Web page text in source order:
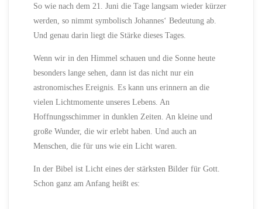
So wie nach dem 21. Juni die Tage langsam wieder kürzer
werden, so nimmt symbolisch Johannes‘ Bedeutung ab.
Und genau darin liegt die Stärke dieses Tages.
Wenn wir in den Himmel schauen und die Sonne heute
besonders lange sehen, dann ist das nicht nur ein
astronomisches Ereignis. Es kann uns erinnern an die
vielen Lichtmomente unseres Lebens. An
Hoffnungsschimmer in dunklen Zeiten. An kleine und
große Wunder, die wir erlebt haben. Und auch an
Menschen, die für uns wie ein Licht waren.
In der Bibel ist Licht eines der stärksten Bilder für Gott.
Schon ganz am Anfang heißt es: